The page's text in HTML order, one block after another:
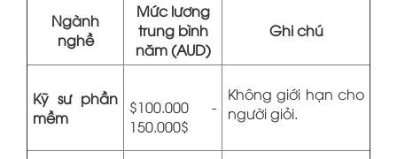
Ngành
nghề
Mức lương
trung bình
năm (AUD)
Ghi chú
Kỹ sư phần
mềm
$100.000 -
150.000$
Không giới hạn cho
người giỏi.